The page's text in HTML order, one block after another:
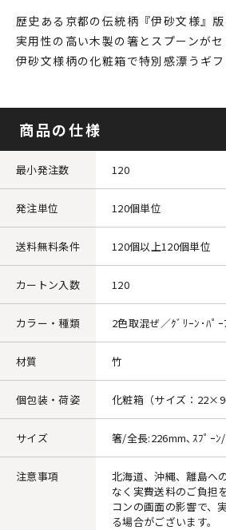
歴史ある京都の伝統柄『伊砂文様』版
実用性の高い木製の箸とスプーンがセ
伊砂文様柄の化粧箱で特別感漂うギフ
商品の仕様
最小発注数 120
発注単位 120個単位
送料無料条件 120個以上120個単位
カートン入数 120
カラー・種類 2色取混ぜ／ｸﾞﾘｰﾝ･ﾊﾟｰ
材質 竹
個包装・荷姿 化粧箱（サイズ：
サイズ 箸/全長:226mm､ｽﾌﾟｰﾝ
注意事項
北海道、沖縄、離島へ
なく実費送料のご負担
コンの画面の影響で、
る場合がございます。